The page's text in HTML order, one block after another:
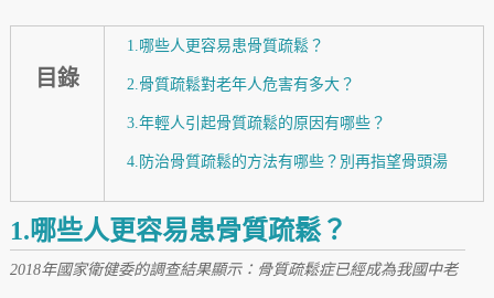
目錄
1.哪些人更容易患骨質疏鬆？
2.骨質疏鬆對老年人危害有多大？
3.年輕人引起骨質疏鬆的原因有哪些？
4.防治骨質疏鬆的方法有哪些？別再指望骨頭湯
1.哪些人更容易患骨質疏鬆？
2018年國家衛健委的調查結果顯示：骨質疏鬆症已經成為我國中老